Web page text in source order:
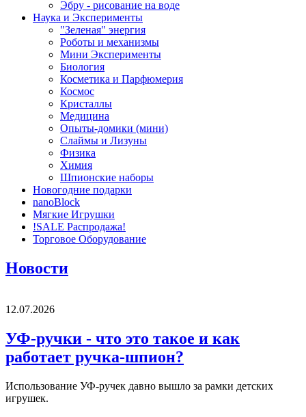
Эбру - рисование на воде
Наука и Эксперименты
"Зеленая" энергия
Роботы и механизмы
Мини Эксперименты
Биология
Косметика и Парфюмерия
Космос
Кристаллы
Медицина
Опыты-домики (мини)
Слаймы и Лизуны
Физика
Химия
Шпионские наборы
Новогодние подарки
nanoBlock
Мягкие Игрушки
!SALE Распродажа!
Торговое Оборудование
Новости
12.07.2026
УФ-ручки - что это такое и как
работает ручка-шпион?
Использование УФ-ручек давно вышло за рамки детских
игрушек.